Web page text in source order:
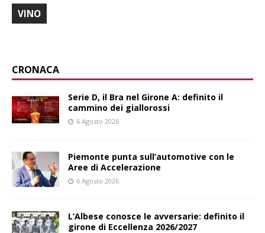
VINO
CRONACA
Serie D, il Bra nel Girone A: definito il
cammino dei giallorossi
6 Agosto 2026
Piemonte punta sull’automotive con le
Aree di Accelerazione
6 Agosto 2026
L’Albese conosce le avversarie: definito il
girone di Eccellenza 2026/2027